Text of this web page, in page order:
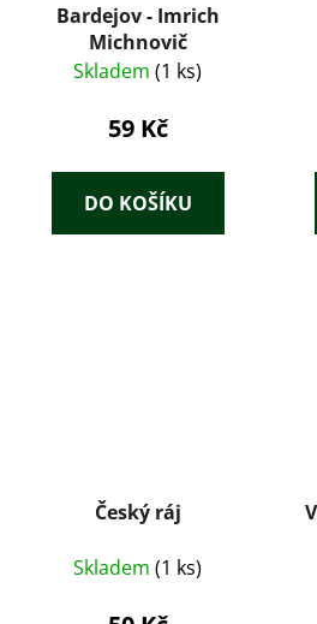
Bardejov - Imrich
Michnovič
Skladem (1 ks)
59 Kč
DO KOŠÍKU
Český ráj
Skladem (1 ks)